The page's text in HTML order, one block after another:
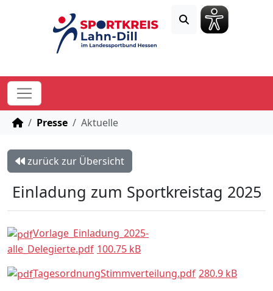
STARTSEITE
Presse Aktuelle
zurück zur Übersicht
Einladung zum Sportkreistag 2025
Vorlage_Einladung_2025-
alle_Delegierte.pdf 100.75 kB
TagesordnungStimmverteilung.pdf 280.9 kB